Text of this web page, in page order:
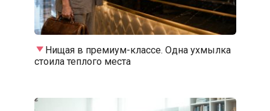
Нищая в премиум-классе. Одна ухмылка
стоила теплого места